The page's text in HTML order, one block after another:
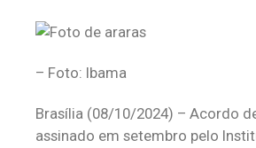
– Foto: Ibama
Brasília (08/10/2024) – Acordo
assinado em setembro pelo